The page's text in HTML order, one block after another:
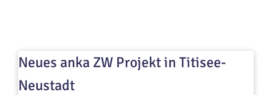
Neues anka ZW Projekt in Titisee-
Neustadt